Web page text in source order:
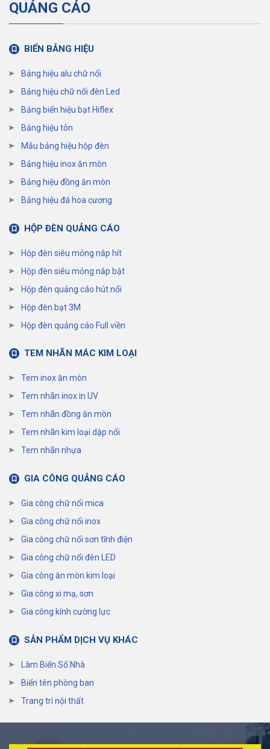
QUẢNG CÁO
BIỂN BẢNG HIỆU
Bảng hiệu alu chữ nổi
Bảng hiệu chữ nổi đèn Led
Bảng biển hiệu bạt Hiflex
Bảng hiệu tôn
Mẫu bảng hiệu hộp đèn
Bảng hiệu inox ăn mòn
Bảng hiệu đồng ăn mòn
Bảng hiệu đá hoa cương
HỘP ĐÈN QUẢNG CÁO
Hộp đèn siêu mỏng nắp hít
Hộp đèn siêu mỏng nắp bật
Hộp đèn quảng cáo hút nổi
Hộp đèn bạt 3M
Hộp đèn quảng cáo Full viền
TEM NHÃN MÁC KIM LOẠI
Tem inox ăn mòn
Tem nhãn inox in UV
Tem nhãn đồng ăn mòn
Tem nhãn kim loại dập nổi
Tem nhãn nhựa
GIA CÔNG QUẢNG CÁO
Gia công chữ nổi mica
Gia công chữ nổi inox
Gia công chữ nổi sơn tĩnh điện
Gia công chữ nổi đèn LED
Gia công ăn mòn kim loại
Gia công xi mạ, sơn
Gia công kính cường lực
SẢN PHẨM DỊCH VỤ KHÁC
Làm Biển Số Nhà
Biển tên phòng ban
Trang trí nội thất